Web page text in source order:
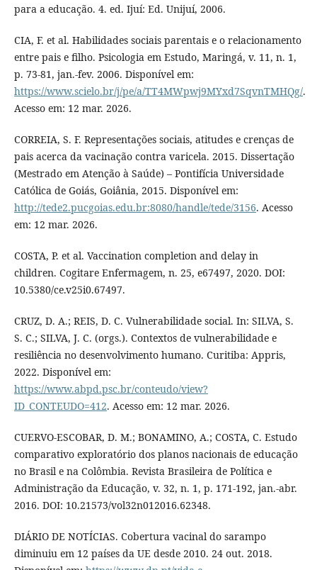
para a educação. 4. ed. Ijuí: Ed. Unijuí, 2006.
CIA, F. et al. Habilidades sociais parentais e o relacionamento
entre pais e filho. Psicologia em Estudo, Maringá, v. 11, n. 1,
p. 73-81, jan.-fev. 2006. Disponível em:
https://www.scielo.br/j/pe/a/TT4MWpwj9MYxd7SqvnTMHQg/.
Acesso em: 12 mar. 2026.
CORREIA, S. F. Representações sociais, atitudes e crenças de
pais acerca da vacinação contra varicela. 2015. Dissertação
(Mestrado em Atenção à Saúde) – Pontifícia Universidade
Católica de Goiás, Goiânia, 2015. Disponível em:
http://tede2.pucgoias.edu.br:8080/handle/tede/3156. Acesso
em: 12 mar. 2026.
COSTA, P. et al. Vaccination completion and delay in
children. Cogitare Enfermagem, n. 25, e67497, 2020. DOI:
10.5380/ce.v25i0.67497.
CRUZ, D. A.; REIS, D. C. Vulnerabilidade social. In: SILVA, S.
S. C.; SILVA, J. C. (orgs.). Contextos de vulnerabilidade e
resiliência no desenvolvimento humano. Curitiba: Appris,
2022. Disponível em:
https://www.abpd.psc.br/conteudo/view?
ID_CONTEUDO=412. Acesso em: 12 mar. 2026.
CUERVO-ESCOBAR, D. M.; BONAMINO, A.; COSTA, C. Estudo
comparativo exploratório dos planos nacionais de educação
no Brasil e na Colômbia. Revista Brasileira de Política e
Administração da Educação, v. 32, n. 1, p. 171-192, jan.-abr.
2016. DOI: 10.21573/vol32n012016.62348.
DIÁRIO DE NOTÍCIAS. Cobertura vacinal do sarampo
diminuiu em 12 países da UE desde 2010. 24 out. 2018.